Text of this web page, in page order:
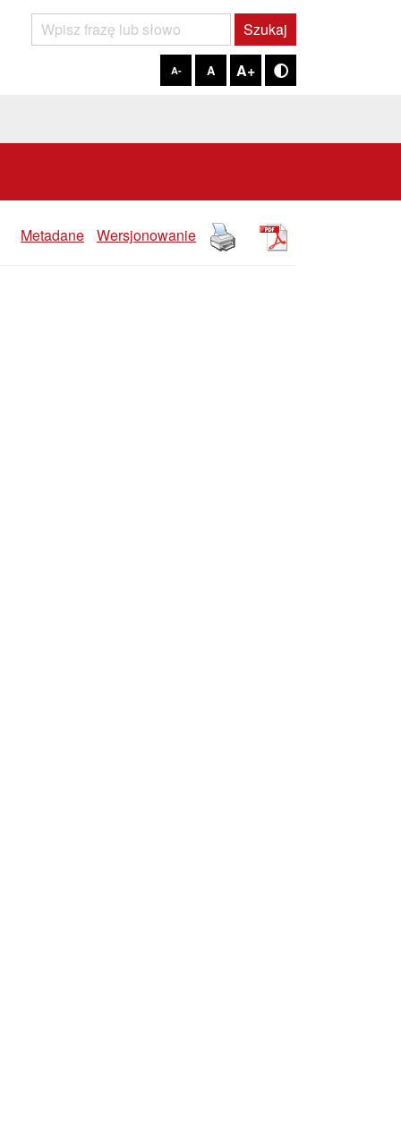
Szukaj Szukaj
A- A A+
Tryb kontrastowy
Metadane Wersjonowanie